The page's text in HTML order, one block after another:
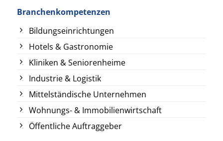
Branchenkompetenzen
Bildungseinrichtungen
Hotels & Gastronomie
Kliniken & Seniorenheime
Industrie & Logistik
Mittelständische Unternehmen
Wohnungs- & Immobilienwirtschaft
Öffentliche Auftraggeber